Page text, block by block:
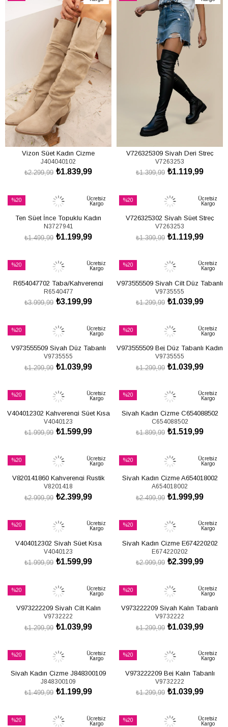
%20İndirim
Vizon Süet Kadın Çizme
J404040102
J404040102
₺1.839,99
₺2.299,99
%20İndirim
V726325309 Siyah Deri Streç
Kadın Çizme
V7263253
₺1.119,99
₺1.399,99
%20
%20İndirim
Ücretsiz
Kargo
Ten Süet İnce Topuklu Kadın
Çizme N372794102
N3727941
₺1.199,99
₺1.499,99
%20
%20İndirim
Ücretsiz
Kargo
V726325302 Siyah Süet Streç
Kadın Çizme
V7263253
₺1.119,99
₺1.399,99
%20
%20İndirim
Ücretsiz
Kargo
R654047702 Taba/Kahverengi
Hakiki Deri Süet Kalın Topuklu
Kadın Çizme
R6540477
₺3.199,99
₺3.999,99
%20
%20İndirim
Ücretsiz
Kargo
V973555509 Siyah Cilt Düz Tabanlı
Kadın Binici Çizmesi
V9735555
₺1.039,99
₺1.299,99
%20
%20İndirim
Ücretsiz
Kargo
V973555509 Siyah Düz Tabanlı
Kadın Binici Çizmesi
V9735555
₺1.039,99
₺1.299,99
%20
%20İndirim
Ücretsiz
Kargo
V973555509 Bej Düz Tabanlı Kadın
Binici Çizmesi
V9735555
₺1.039,99
₺1.299,99
%20
%20İndirim
Ücretsiz
Kargo
V404012302 Kahverengi Süet Kısa
Topuklu Kadın Çizme
V4040123
₺1.599,99
₺1.999,99
%20
%20İndirim
Ücretsiz
Kargo
Siyah Kadın Çizme C654088502
C654088502
₺1.519,99
₺1.899,99
%20
%20İndirim
Ücretsiz
Kargo
V820141860 Kahverengi Rustik
İnce Topuklu Kadın Çizme
V8201418
₺2.399,99
₺2.999,99
%20
%20İndirim
Ücretsiz
Kargo
Siyah Kadın Çizme A654018002
A654018002
₺1.999,99
₺2.499,99
%20
%20İndirim
Ücretsiz
Kargo
V404012302 Siyah Süet Kısa
Topuklu Kadın Çizme
V4040123
₺1.599,99
₺1.999,99
%20
%20İndirim
Ücretsiz
Kargo
Siyah Kadın Çizme E674220202
E674220202
₺2.399,99
₺2.999,99
%20
%20İndirim
Ücretsiz
Kargo
V973222209 Siyah Cilt Kalın
Tabanlı Kadın Binici Çizmesi
V9732222
₺1.039,99
₺1.299,99
%20
%20İndirim
Ücretsiz
Kargo
V973222209 Siyah Kalın Tabanlı
Kadın Binici Çizmesi
V9732222
₺1.039,99
₺1.299,99
%20
%20İndirim
Ücretsiz
Kargo
Siyah Kadın Çizme J848300109
J848300109
₺1.199,99
₺1.499,99
%20
%20İndirim
Ücretsiz
Kargo
V973222209 Bej Kalın Tabanlı
Kadın Binici Çizmesi
V9732222
₺1.039,99
₺1.299,99
%20
Ücretsiz
Kargo
%20
Ücretsiz
Kargo